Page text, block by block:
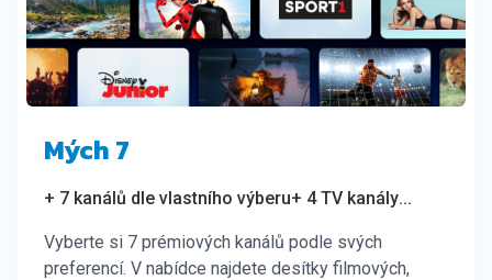
Mých 7
+ 7 kanálů dle vlastního výberu+ 4 TV kanály...
Vyberte si 7 prémiových kanálů podle svých
preferencí. V nabídce najdete desítky filmových,